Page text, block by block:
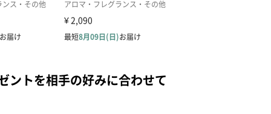
ントを相手の好みに合わせて